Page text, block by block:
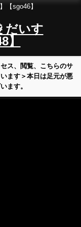
【sgo46】
だいす
】
ス、閲覧、こちらのサ
ます＞本日は足元が悪
ます。